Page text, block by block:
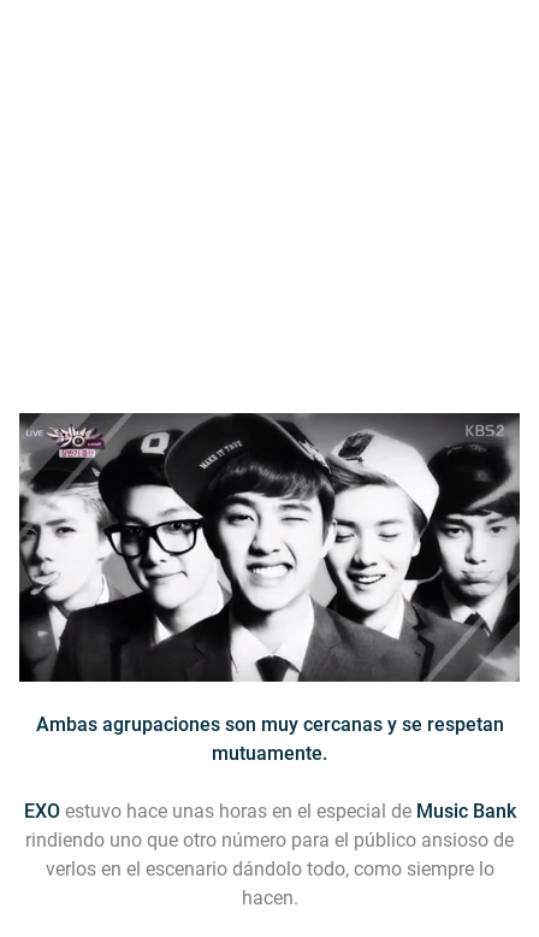
Ambas agrupaciones son muy cercanas y se respetan
mutuamente.
EXOestuvo hace unas horas en el especial de Music Bank
rindiendo uno que otro número para el público ansioso de
verlos en el escenario dándolo todo, como siempre lo
hacen.